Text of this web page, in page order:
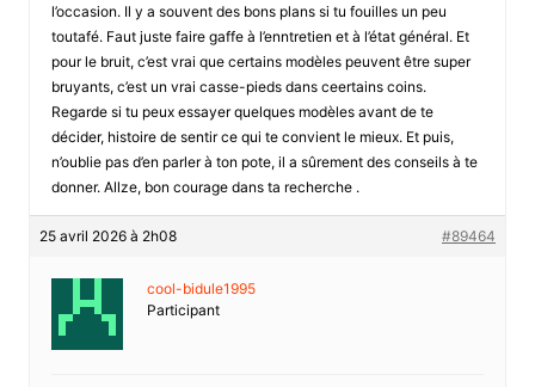
l’occasion. Il y a souvent des bons plans si tu fouilles un peu
toutafé. Faut juste faire gaffe à l’enntretien et à l’état général. Et
pour le bruit, c’est vrai que certains modèles peuvent être super
bruyants, c’est un vrai casse-pieds dans ceertains coins.
Regarde si tu peux essayer quelques modèles avant de te
décider, histoire de sentir ce qui te convient le mieux. Et puis,
n’oublie pas d’en parler à ton pote, il a sûrement des conseils à te
donner. Allze, bon courage dans ta recherche .
25 avril 2026 à 2h08 #89464
cool-bidule1995
Participant